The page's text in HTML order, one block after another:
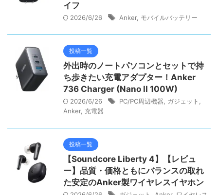
イフ
2026/6/26 Anker, モバイルバッテリー
投稿一覧
外出時のノートパソコンとセットで持
ち歩きたい充電アダプター！Anker
736 Charger (Nano II 100W)
2026/6/26 PC/PC周辺機器 ガジェット
Anker, 充電器
投稿一覧
【Soundcore Liberty 4】【レビュ
ー】品質・価格ともにバランスの取れ
た安定のAnker製ワイヤレスイヤホン